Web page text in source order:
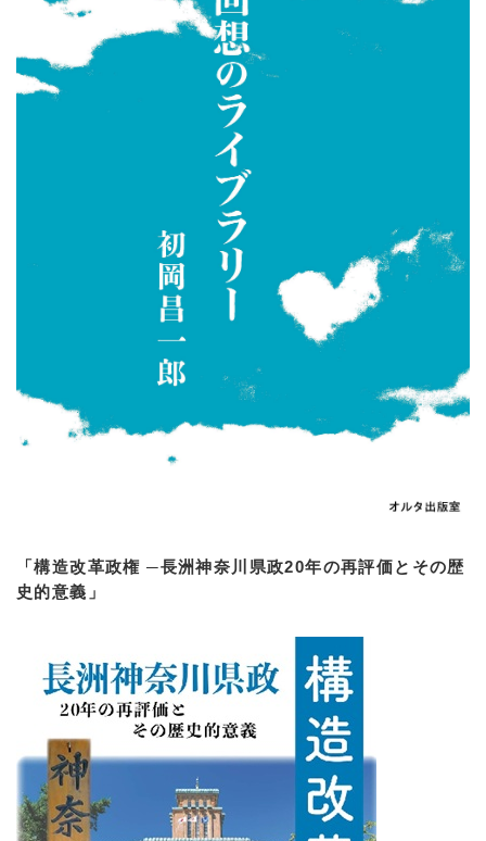
「構造改革政権 ─長洲神奈川県政20年の再評価とその歴
史的意義」